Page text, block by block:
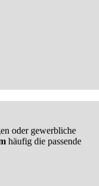
oder gewerbliche
häufig die passende